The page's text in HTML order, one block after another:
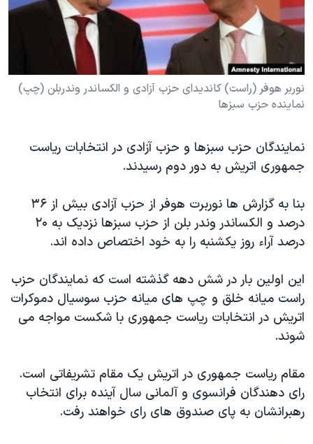
حقوق شهروندی
اقتصادی
علم و فناوری
اسرائیل در جنگ
گالری عکس
انتخابات ریاست جمهوری آمریکا ۲۰۲۴
حمله جمهوری اسلامی به اسرائیل
رمز مهسا
ورزش زنان در ایران
اعتراضات زن، زندگی، آزادی
تریبونال مردمی آبان ۹۸
چهل سال گروگان‌گیری
قانون شفافیت دارائی کادر رهبری ایران
اسرائیل در جنگ
نرگس محمدی برنده جایزه نوبل صلح
همایش محافظه‌کاران آمریکا «سی‌پک»
سفر پرزیدنت ترامپ به چین
زبانهای مختلف
نوربر هوفر (راست) کاندیدای حزب آزادی و الکساندر وندربلن (چپ)
نماینده حزب سبزها
نمایندگان حزب سبزها و حزب آزادی در انتخابات ریاست
جمهوری اتریش به دور دوم رسیدند.
بنا به گزارش ها نوربرت هوفر از حزب آزادی بیش از ۳۶
درصد و الکساندر وندر بلن از حزب سبزها نزدیک به ۲۰
درصد آراء روز یکشنبه را به خود اختصاص داده اند.
این اولین بار در شش دهه گذشته است که نمایندگان حزب
راست میانه خلق و چپ های میانه حزب سوسیال دموکرات
اتریش در انتخابات ریاست جمهوری با شکست مواجه می
شوند.
مقام ریاست جمهوری در اتریش یک مقام تشریفاتی است.
رای دهندگان فرانسوی و آلمانی سال آینده برای انتخاب
رهبرانشان به پای صندوق های رای خواهند رفت.